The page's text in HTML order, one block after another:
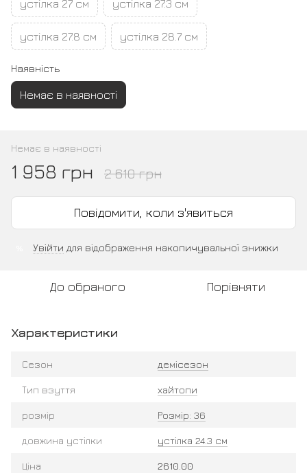
устілка 27 см устілка 27.3 см
устілка 27.8 см устілка 28.7 см
Наявність
Немає в наявності
Немає в наявності
1 958 грн 2 610 грн
Повідомити, коли з'явиться
Увійти для відображення накопичувальної знижки
До обраного Порівняти
Характеристики
Сезон демісезон
Тип взуття хайтопи
розмір Розмір: 36
довжина устілки устілка 24.3 см
Ціна 2610.00